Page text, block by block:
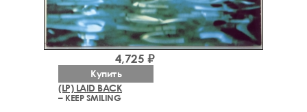
(LP) LAID BACK
– KEEP SMILING
4,725 ₽
Купить